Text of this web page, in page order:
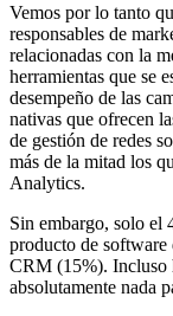
Vemos por lo tanto
responsables de
relacionadas con la
herramientas que se
desempeño de las
nativas que ofrecen
de gestión de redes
más de la mitad los
Analytics.
Sin embargo, solo el
producto de software
CRM (15%). Incluso
absolutamente nada